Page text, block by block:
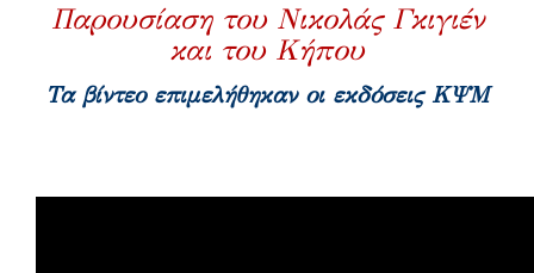
Παρουσίαση του Νικολάς Γκιγιέν
και του Κήπου
Τα βίντεο επιμελήθηκαν οι εκδόσεις ΚΨΜ